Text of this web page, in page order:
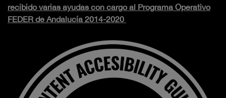
recibido varias ayudas con cargo al Programa Operativo
FEDER de Andalucía 2014-2020